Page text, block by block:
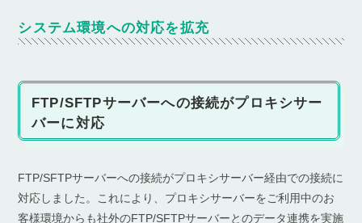
システム環境への対応を拡充
FTP/SFTPサーバーへの接続がプロキシサー
バーに対応
FTP/SFTPサーバーへの接続がプロキシサーバー経由での接続に
対応しました。これにより、プロキシサーバーをご利用中のお
客様環境からも社外のFTP/SFTPサーバーとのデータ連携を実施